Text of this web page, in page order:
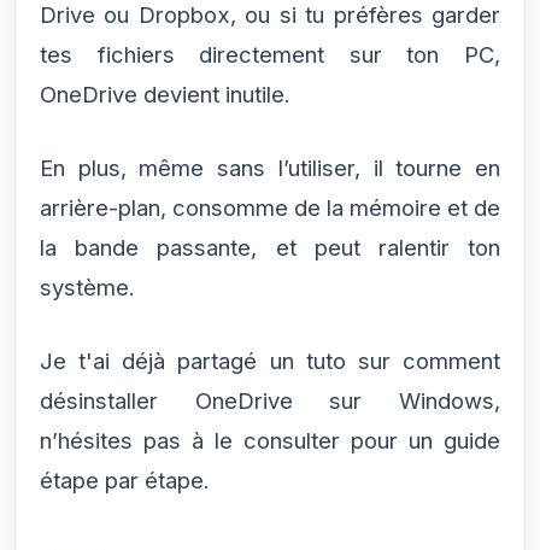
Drive ou Dropbox, ou si tu préfères garder
tes fichiers directement sur ton PC,
OneDrive devient inutile.
En plus, même sans l’utiliser, il tourne en
arrière-plan, consomme de la mémoire et de
la bande passante, et peut ralentir ton
système.
Je t'ai déjà partagé un tuto sur comment
désinstaller OneDrive sur Windows,
n’hésites pas à le consulter pour un guide
étape par étape.